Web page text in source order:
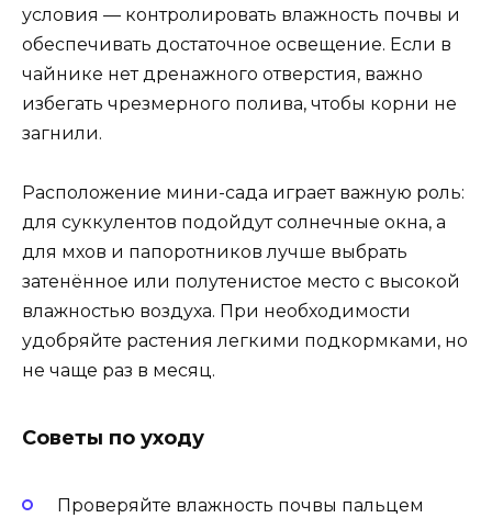
условия — контролировать влажность почвы и
обеспечивать достаточное освещение. Если в
чайнике нет дренажного отверстия, важно
избегать чрезмерного полива, чтобы корни не
загнили.
Расположение мини-сада играет важную роль:
для суккулентов подойдут солнечные окна, а
для мхов и папоротников лучше выбрать
затенённое или полутенистое место с высокой
влажностью воздуха. При необходимости
удобряйте растения легкими подкормками, но
не чаще раз в месяц.
Советы по уходу
Проверяйте влажность почвы пальцем